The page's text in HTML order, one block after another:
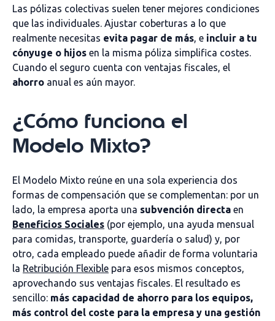
Las pólizas colectivas suelen tener mejores condiciones
que las individuales. Ajustar coberturas a lo que
realmente necesitas evita pagar de más, e incluir a tu
cónyuge o hijos en la misma póliza simplifica costes.
Cuando el seguro cuenta con ventajas fiscales, el
ahorro anual es aún mayor.
¿Cómo funciona el
Modelo Mixto?
El Modelo Mixto reúne en una sola experiencia dos
formas de compensación que se complementan: por un
lado, la empresa aporta una subvención directa en
Beneficios Sociales (por ejemplo, una ayuda mensual
para comidas, transporte, guardería o salud) y, por
otro, cada empleado puede añadir de forma voluntaria
la Retribución Flexible para esos mismos conceptos,
aprovechando sus ventajas fiscales. El resultado es
sencillo: más capacidad de ahorro para los equipos,
más control del coste para la empresa y una gestión